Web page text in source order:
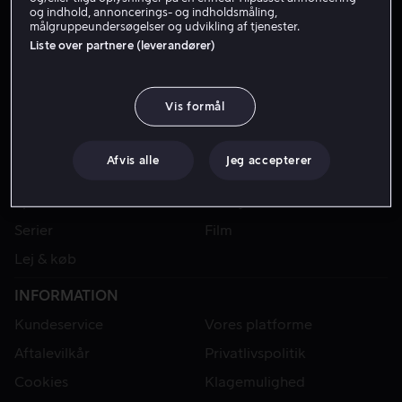
Sport
Kategorier
Serier
Film
Lej & køb
INFORMATION
Kundeservice
Vores platforme
Aftalevilkår
Privatlivspolitik
Cookies
Klagemulighed
og indhold, annoncerings- og indholdsmåling,
målgruppeundersøgelser og udvikling af tjenester.
Liste over partnere (leverandører)
Vis formål
Afvis alle Jeg accepterer